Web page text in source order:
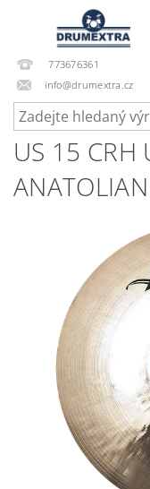
773676361
info@drumextra.cz
US 15 CRH
ANATOLIAN